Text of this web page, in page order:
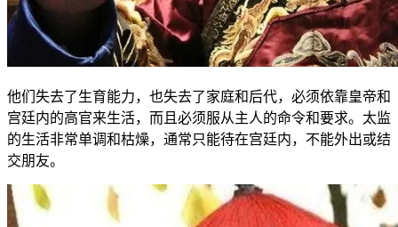
他们失去了生育能力，也失去了家庭和后代，必须依靠皇帝和
宫廷内的高官来生活，而且必须服从主人的命令和要求。太监
的生活非常单调和枯燥，通常只能待在宫廷内，不能外出或结
交朋友。